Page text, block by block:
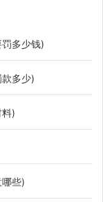
多少钱)
多少)
)
些)